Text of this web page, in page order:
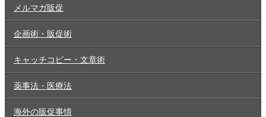
メルマガ販促
企画術・販促術
キャッチコピー・文章術
薬事法・医療法
海外の販促事情